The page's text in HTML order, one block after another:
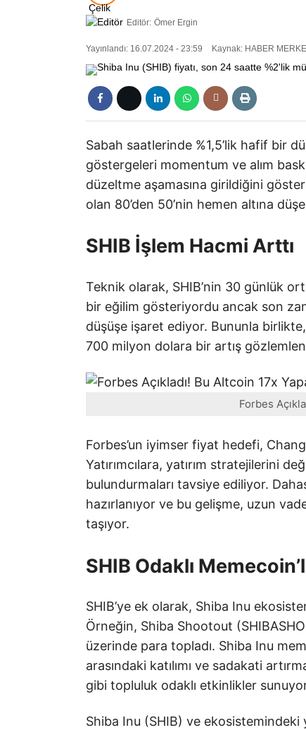
Editör: Ömer Ergin
Yayınlandı: 16.07.2024 - 23:59 Kaynak: HABER
Sabah saatlerinde %1,5’lik hafif bir
göstergeleri momentum ve alım
düzeltme aşamasına girildiğini
olan 80’den 50’nin hemen altına
SHIB İşlem Hacmi Arttı
Teknik olarak, SHIB’nin 30 günlük
bir eğilim gösteriyordu ancak son
düşüşe işaret ediyor. Bununla
700 milyon dolara bir artış
Forbes
Forbes’un iyimser fiyat hedefi,
Yatırımcılara, yatırım stratejilerini
bulundurmaları tavsiye ediliyor.
hazırlanıyor ve bu gelişme, uzun
taşıyor.
SHIB Odaklı
SHIB’ye ek olarak, Shiba Inu
Örneğin, Shiba Shootout
üzerinde para topladı. Shiba Inu
arasındaki katılımı ve sadakati
gibi topluluk odaklı etkinlikler
Shiba Inu (SHIB) ve